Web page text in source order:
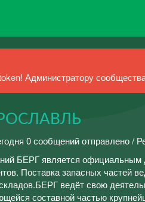
Администратору
0 сообщений отправлено /
БЕРГ является
Поставка запасных частей
ведёт свою
составной частью